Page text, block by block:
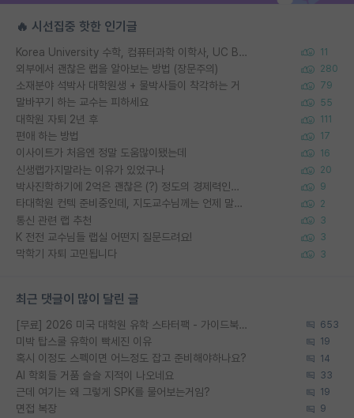
🔥 시선집중 핫한 인기글
Korea University 수학, 컴퓨터과학 이학사, UC Berkeley 산업공학 대학원 공학박사가 되는 것은 쉽지 않겠죠? 11
외부에서 괜찮은 랩을 알아보는 방법 (장문주의) 280
소재분야 석박사 대학원생 + 물박사들이 착각하는 거 79
말바꾸기 하는 교수는 피하세요 55
대학원 자퇴 2년 후 111
편애 하는 방법 17
이사이트가 처음엔 정말 도움많이됐는데 16
신생랩가지말라는 이유가 있었구나 20
박사진학하기에 2억은 괜찮은 (?) 정도의 경제력인가요 9
타대학원 컨텍 준비중인데, 지도교수님께는 언제 말씀드려야 할까요? 2
통신 관련 랩 추천 3
K 전전 교수님들 랩실 어떤지 질문드려요! 3
막학기 자퇴 고민됩니다 3
최근 댓글이 많이 달린 글
[무료] 2026 미국 대학원 유학 스타터팩 - 가이드북 & 합격자 컨택메일 템플릿 653
미박 탑스쿨 유학이 빡세진 이유 19
혹시 이정도 스펙이면 어느정도 잡고 준비해야하나요? 14
AI 학회들 거품 슬슬 지적이 나오네요 33
근데 여기는 왜 그렇게 SPK를 물어보는거임? 19
면접 복장 9